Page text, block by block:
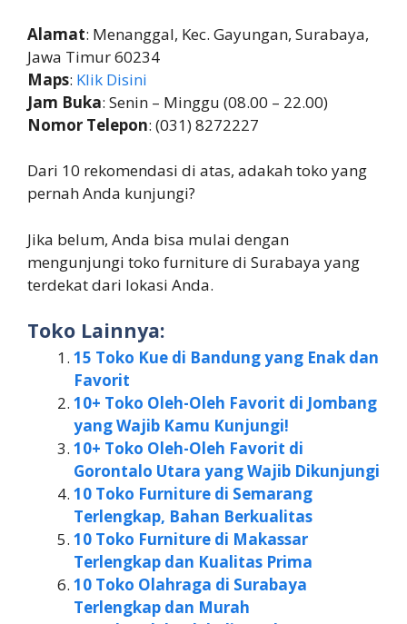
Alamat: Menanggal, Kec. Gayungan, Surabaya,
Jawa Timur 60234
Maps: Klik Disini
Jam Buka: Senin – Minggu (08.00 – 22.00)
Nomor Telepon: (031) 8272227
Dari 10 rekomendasi di atas, adakah toko yang
pernah Anda kunjungi?
Jika belum, Anda bisa mulai dengan
mengunjungi toko furniture di Surabaya yang
terdekat dari lokasi Anda.
Toko Lainnya:
15 Toko Kue di Bandung yang Enak dan
Favorit
10+ Toko Oleh-Oleh Favorit di Jombang
yang Wajib Kamu Kunjungi!
10+ Toko Oleh-Oleh Favorit di
Gorontalo Utara yang Wajib Dikunjungi
10 Toko Furniture di Semarang
Terlengkap, Bahan Berkualitas
10 Toko Furniture di Makassar
Terlengkap dan Kualitas Prima
10 Toko Olahraga di Surabaya
Terlengkap dan Murah